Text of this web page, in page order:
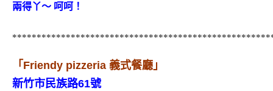
兩得丫～ 呵呵！
「 Friendy pizzeria 義式餐廳」
新竹市民族路61號